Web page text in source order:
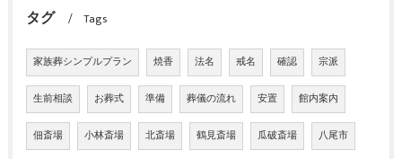
タグ Tags
家族葬シンプルプラン 焼香 法名 戒名 確認 宗派
生前相談 お葬式 準備 葬儀の流れ 安置 館内案内
佃斎場 小林斎場 北斎場 鶴見斎場 瓜破斎場 八尾市